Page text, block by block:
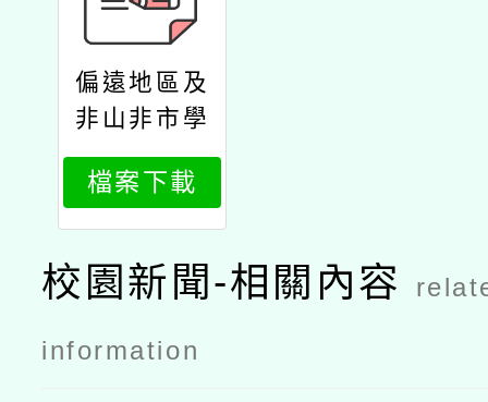
偏遠地區及
非山非市學
校北區整合
性計畫教師
跨校共備社
群：季節手
作校園果實
花圈公文
檔案下載
校園新聞-相關內容
information